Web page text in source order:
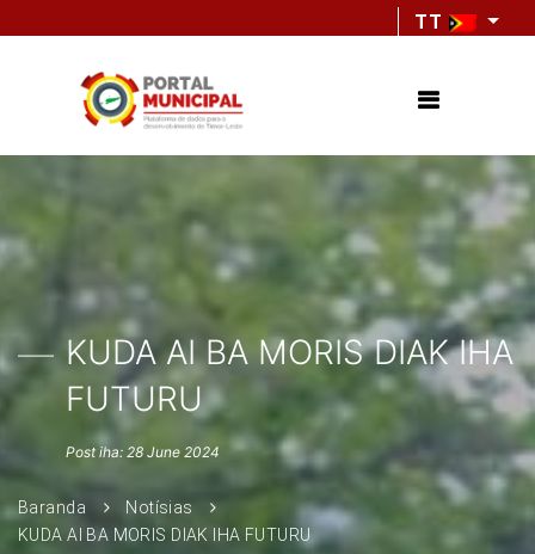
TT
KUDA AI BA MORIS DIAK IHA
FUTURU
Post iha: 28 June 2024
Baranda
Notísias
KUDA AI BA MORIS DIAK IHA FUTURU